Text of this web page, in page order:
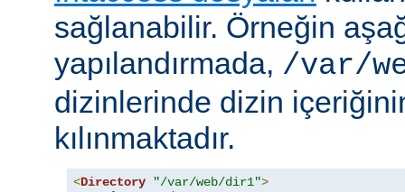
sağlanabilir. Örneğin
yapılandırmada, /var/
dizinlerinde dizin
kılınmaktadır.
<Directory "/var/web/dir1">